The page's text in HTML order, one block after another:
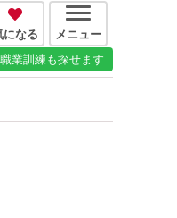
になる メニュー
職業訓練も探せます